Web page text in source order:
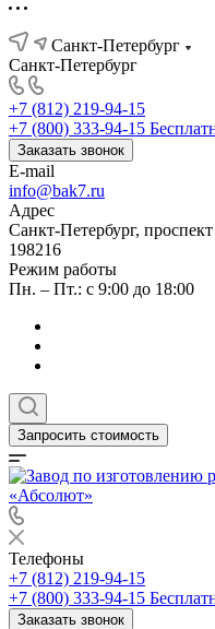
Санкт-Петербург
Санкт-Петербург
+7 (812) 219-94-15
+7 (800) 333-94-15
Заказать звонок
E-mail
info@bak7.ru
Адрес
Санкт-Петербург,
198216
Режим работы
Пн. – Пт.: с 9:00 до 18:00
Запросить стоимость
Телефоны
+7 (812) 219-94-15
+7 (800) 333-94-15
Заказать звонок